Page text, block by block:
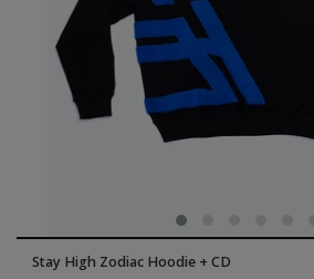
Stay High Zodiac Hoodie + CD